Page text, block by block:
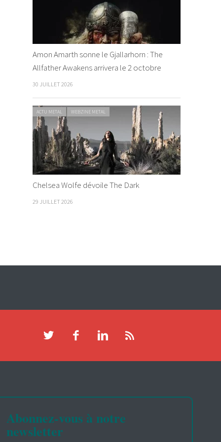
Amon Amarth sonne le Gjallarhorn : The
Allfather Awakens arrivera le 2 octobre
30 JUILLET 2026
ACTU METAL WEBZINE METAL
Chelsea Wolfe dévoile The Dark
29 JUILLET 2026
Abonnez-vous à notre
newsletter